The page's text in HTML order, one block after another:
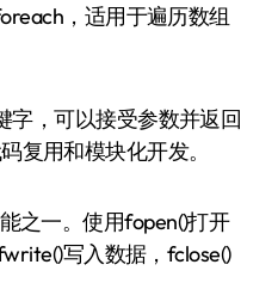
，适用于遍历数组
字，可以接受参数并返回
复用和模块化开发。
之一。使用fopen()打开
写入数据，fclose()